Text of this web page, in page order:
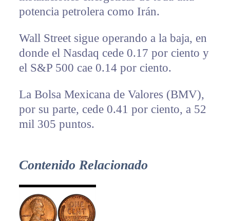
potencia petrolera como Irán.
Wall Street sigue operando a la baja, en
donde el Nasdaq cede 0.17 por ciento y
el S&P 500 cae 0.14 por ciento.
La Bolsa Mexicana de Valores (BMV),
por su parte, cede 0.41 por ciento, a 52
mil 305 puntos.
Contenido Relacionado